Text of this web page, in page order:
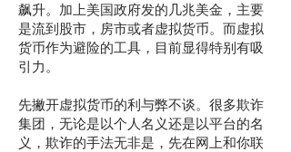
飙升。加上美国政府发的几兆美金，主要
是流到股市，房市或者虚拟货币。而虚拟
货币作为避险的工具，目前显得特别有吸
引力。
先撇开虚拟货币的利与弊不谈。很多欺诈
集团，无论是以个人名义还是以平台的名
义，欺诈的手法无非是，先在网上和你联